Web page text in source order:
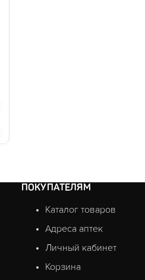
ПОКУПАТЕЛЯМ
Каталог товаров
Адреса аптек
Личный кабинет
Корзина